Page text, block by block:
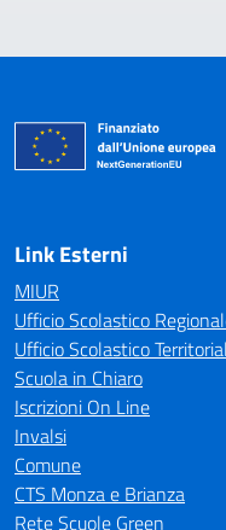
Link Esterni
MIUR
Ufficio Scolastico
Ufficio Scolastico
Scuola in Chiaro
Iscrizioni On Line
Invalsi
Comune
CTS Monza e Brianza
Rete Scuole Green